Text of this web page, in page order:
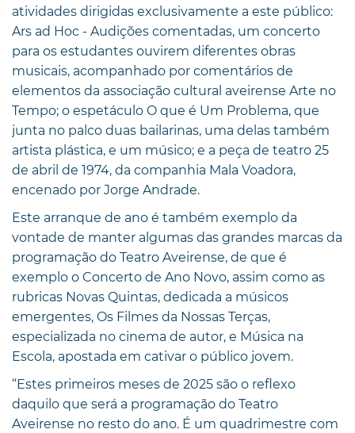
atividades dirigidas exclusivamente a este público:
Ars ad Hoc - Audições comentadas, um concerto
para os estudantes ouvirem diferentes obras
musicais, acompanhado por comentários de
elementos da associação cultural aveirense Arte no
Tempo; o espetáculo O que é Um Problema, que
junta no palco duas bailarinas, uma delas também
artista plástica, e um músico; e a peça de teatro 25
de abril de 1974, da companhia Mala Voadora,
encenado por Jorge Andrade.
Este arranque de ano é também exemplo da
vontade de manter algumas das grandes marcas da
programação do Teatro Aveirense, de que é
exemplo o Concerto de Ano Novo, assim como as
rubricas Novas Quintas, dedicada a músicos
emergentes, Os Filmes da Nossas Terças,
especializada no cinema de autor, e Música na
Escola, apostada em cativar o público jovem.
“Estes primeiros meses de 2025 são o reflexo
daquilo que será a programação do Teatro
Aveirense no resto do ano. É um quadrimestre com